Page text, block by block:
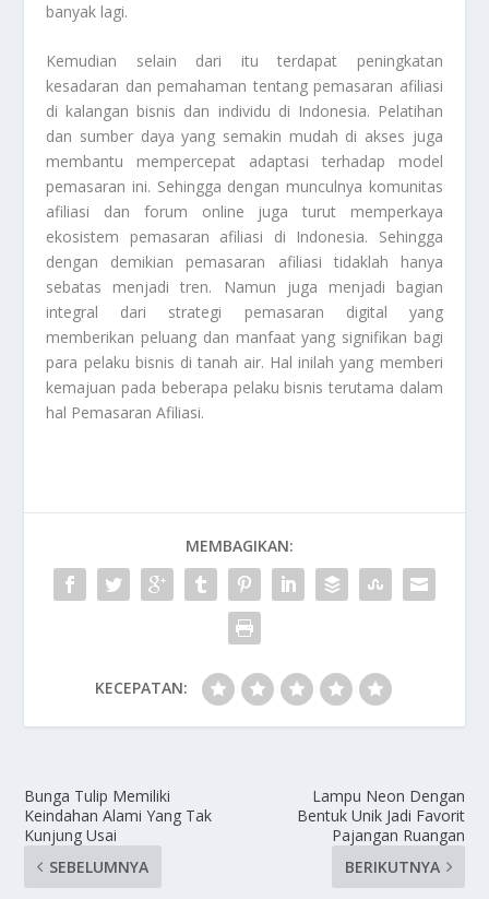
banyak lagi.
Kemudian selain dari itu terdapat peningkatan
kesadaran dan pemahaman tentang pemasaran afiliasi
di kalangan bisnis dan individu di Indonesia. Pelatihan
dan sumber daya yang semakin mudah di akses juga
membantu mempercepat adaptasi terhadap model
pemasaran ini. Sehingga dengan munculnya komunitas
afiliasi dan forum online juga turut memperkaya
ekosistem pemasaran afiliasi di Indonesia. Sehingga
dengan demikian pemasaran afiliasi tidaklah hanya
sebatas menjadi tren. Namun juga menjadi bagian
integral dari strategi pemasaran digital yang
memberikan peluang dan manfaat yang signifikan bagi
para pelaku bisnis di tanah air. Hal inilah yang memberi
kemajuan pada beberapa pelaku bisnis terutama dalam
hal Pemasaran Afiliasi.
MEMBAGIKAN:
KECEPATAN:
Bunga Tulip Memiliki
Keindahan Alami Yang Tak
Kunjung Usai
SEBELUMNYA
Lampu Neon Dengan
Bentuk Unik Jadi Favorit
Pajangan Ruangan
BERIKUTNYA